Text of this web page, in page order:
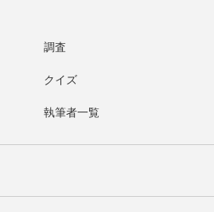
調査
クイズ
執筆者一覧